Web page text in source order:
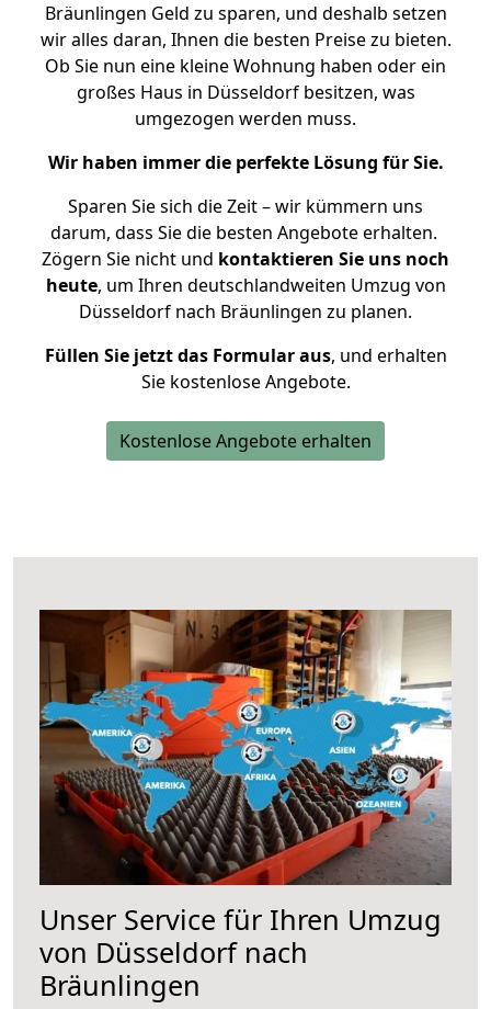
Bräunlingen Geld zu sparen, und deshalb setzen
wir alles daran, Ihnen die besten Preise zu bieten.
Ob Sie nun eine kleine Wohnung haben oder ein
großes Haus in Düsseldorf besitzen, was
umgezogen werden muss.
Wir haben immer die perfekte Lösung für Sie.
Sparen Sie sich die Zeit – wir kümmern uns
darum, dass Sie die besten Angebote erhalten.
Zögern Sie nicht und kontaktieren Sie uns noch
heute, um Ihren deutschlandweiten Umzug von
Düsseldorf nach Bräunlingen zu planen.
Füllen Sie jetzt das Formular aus, und erhalten
Sie kostenlose Angebote.
Kostenlose Angebote erhalten
Unser Service für Ihren Umzug
von Düsseldorf nach
Bräunlingen